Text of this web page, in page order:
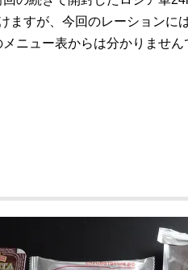
ますが、今回のレーションに
メニュー表からは分かりませ